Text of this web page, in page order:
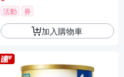
活動 券
加入購物車